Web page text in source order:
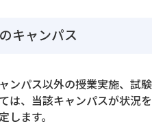
キャンパス
ンパス以外の授業実施、試験
は、当該キャンパスが状況を
ます。